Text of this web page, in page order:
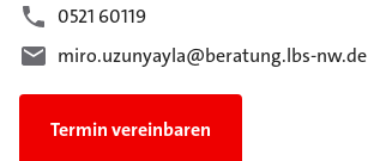
0521 60119
miro.uzunyayla@beratung.lbs-nw.de
Termin vereinbaren